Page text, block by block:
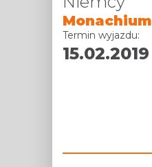
Monachium
Termin wyjazdu:
15.02.2019